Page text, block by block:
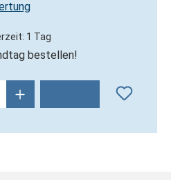
1 Tag
bestellen!
den gewünschten